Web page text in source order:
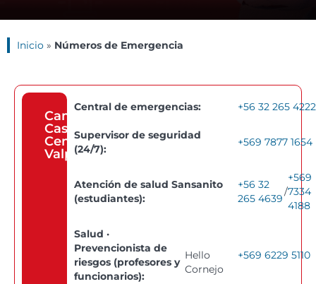
Inicio » Números de Emergencia
Campus
Casa
Central
Valparaíso
Central de emergencias: +56 32 265 4222
Supervisor de seguridad
(24/7):
+569 7877 1654
Atención de salud Sansanito
(estudiantes):
+56 32
265 4639
/
+569
7334
4188
Salud ·
Prevencionista de
riesgos (profesores y
funcionarios):
Hello
Cornejo
+569 6229 5110